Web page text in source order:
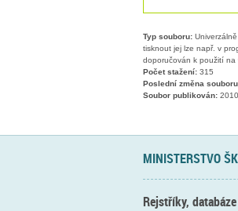
Typ souboru:
tisknout jej lze např. v
doporučován k použití na
Počet stažení: 315
Poslední změna
Soubor publikován:
MINISTERSTVO
Rejstříky, databáze